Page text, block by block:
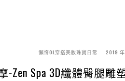
懶惰OL穿搭美妝珠寶日常 2019
-Zen Spa 3D纖體臀腿